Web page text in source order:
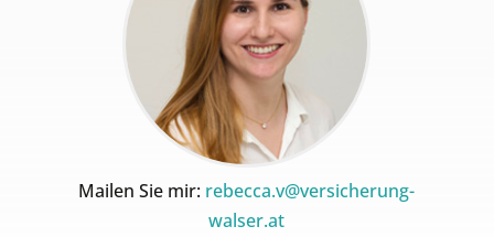
Mailen Sie mir: rebecca.v@versicherung-
walser.at